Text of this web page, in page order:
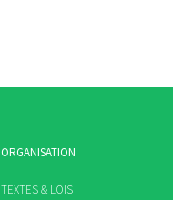
ORGANISATION
TEXTES & LOIS